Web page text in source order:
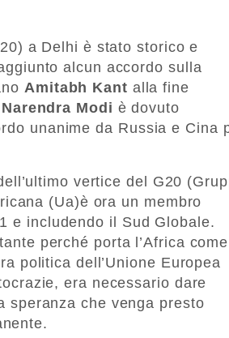
a Delhi è stato storico e
alcun accordo sulla
Amitabh Kant alla fine
Narendra Modi è dovuto
unanime da Russia e Cina
vertice del G20
(Ua)è ora un membro
e includendo il Sud Globale.
perché porta l’Africa come
politica dell’Unione Europea
era necessario dare
speranza che venga presto